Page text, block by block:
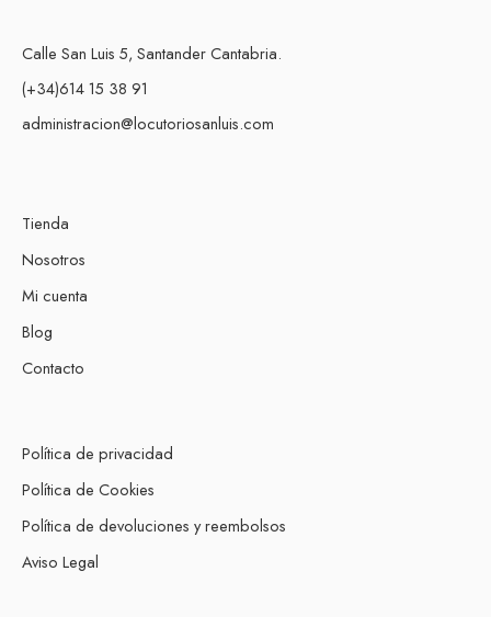
Calle San Luis 5, Santander Cantabria.
(+34)614 15 38 91
administracion@locutoriosanluis.com
Tienda
Nosotros
Mi cuenta
Blog
Contacto
Política de privacidad
Política de Cookies
Política de devoluciones y reembolsos
Aviso Legal